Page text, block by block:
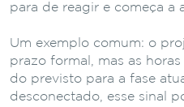
para de reagir e começa a
Um exemplo comum: o
prazo formal, mas as
do previsto para a fase
desconectado, esse sinal